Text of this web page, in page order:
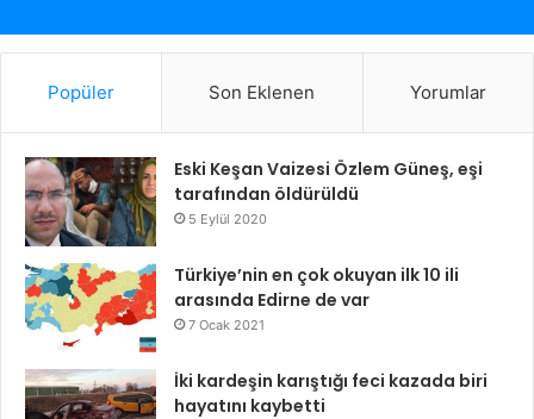
Popüler Son Eklenen Yorumlar
Eski Keşan Vaizesi Özlem Güneş, eşi
tarafından öldürüldü
5 Eylül 2020
Türkiye’nin en çok okuyan ilk 10 ili
arasında Edirne de var
7 Ocak 2021
İki kardeşin karıştığı feci kazada biri
hayatını kaybetti